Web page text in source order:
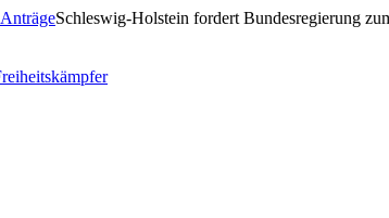
AnträgeSchleswig-Holstein fordert Bundesregierung